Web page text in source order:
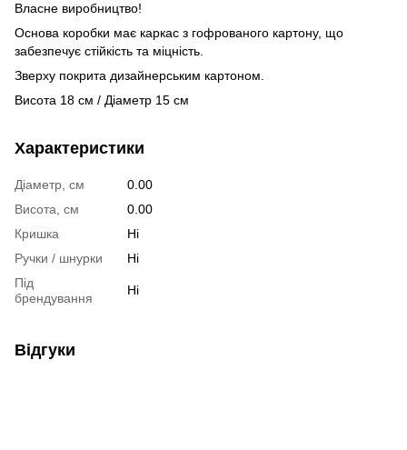
Власне виробництво!
Основа коробки має каркас з гофрованого картону, що
забезпечує стійкість та міцність.
Зверху покрита дизайнерським картоном.
Висота 18 см / Діаметр 15 см
Характеристики
Діаметр, см
0.00
Висота, см
0.00
Кришка
Ні
Ручки / шнурки
Ні
Під
брендування
Ні
Відгуки